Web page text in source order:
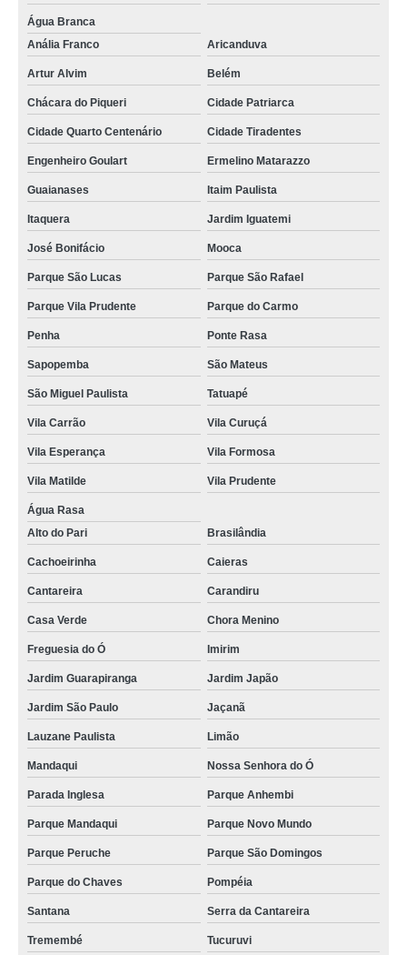
Água Branca
Anália Franco
Aricanduva
Artur Alvim Belém
Chácara do Piqueri Cidade Patriarca
Cidade Quarto Centenário Cidade Tiradentes
Engenheiro Goulart Ermelino Matarazzo
Guaianases Itaim Paulista
Itaquera Jardim Iguatemi
José Bonifácio Mooca
Parque São Lucas Parque São Rafael
Parque Vila Prudente Parque do Carmo
Penha Ponte Rasa
Sapopemba São Mateus
São Miguel Paulista Tatuapé
Vila Carrão Vila Curuçá
Vila Esperança Vila Formosa
Vila Matilde Vila Prudente
Água Rasa
Alto do Pari
Brasilândia
Cachoeirinha Caieras
Cantareira Carandiru
Casa Verde Chora Menino
Freguesia do Ó Imirim
Jardim Guarapiranga Jardim Japão
Jardim São Paulo Jaçanã
Lauzane Paulista Limão
Mandaqui Nossa Senhora do Ó
Parada Inglesa Parque Anhembi
Parque Mandaqui Parque Novo Mundo
Parque Peruche Parque São Domingos
Parque do Chaves Pompéia
Santana Serra da Cantareira
Tremembé Tucuruvi